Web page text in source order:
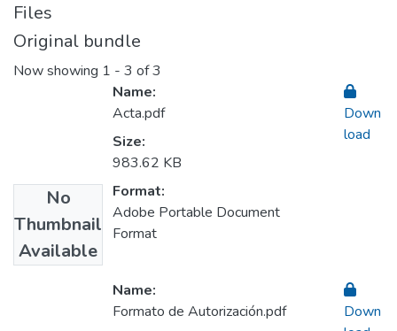
Files
Original bundle
Now showing 1 - 3 of 3
No
Thumbnail
Available
Name:
Acta.pdf
Size:
983.62 KB
Format:
Adobe Portable Document
Format
Down
load
Name:
Formato de Autorización.pdf
Down